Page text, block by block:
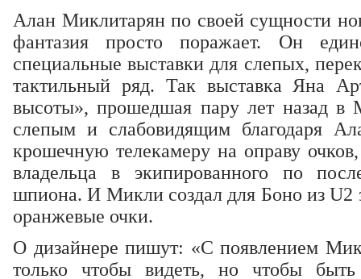
Алан Миклитарян по своей сущности
фантазия просто поражает. Он
специальные выставки для слепых,
тактильный ряд. Так выставка Яна
высоты», прошедшая пару лет назад в
слепым и слабовидящим благодаря
крошечную телекамеру на оправу
владельца в экипированного по
шпиона. И Микли создал для Боно из U2
оранжевые очки.
О дизайнере пишут: «С появлением
только чтобы видеть, но чтобы